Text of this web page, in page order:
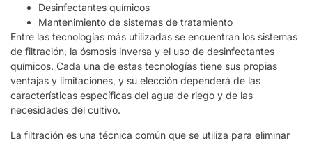
Desinfectantes químicos
Mantenimiento de sistemas de tratamiento
Entre las tecnologías más utilizadas se encuentran los sistemas
de filtración, la ósmosis inversa y el uso de desinfectantes
químicos. Cada una de estas tecnologías tiene sus propias
ventajas y limitaciones, y su elección dependerá de las
características específicas del agua de riego y de las
necesidades del cultivo.
La filtración es una técnica común que se utiliza para eliminar